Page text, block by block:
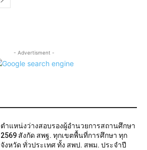
- Advertisment -
ตำแหน่งว่างสอบรองผู้อำนวยการสถานศึกษา
2569 สังกัด สพฐ. ทุกเขตพื้นที่การศึกษา ทุก
จังหวัด ทั่วประเทศ ทั้ง สพป. สพม. ประจำปี